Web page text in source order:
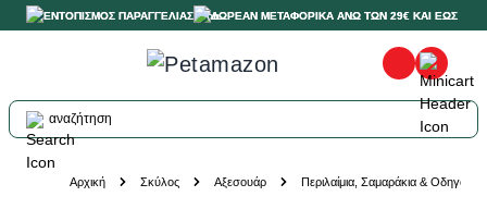
ΕΝΤΟΠΙΣΜΟΣ ΠΑΡΑΓΓΕΛΙΑΣ ΔΩΡΕΑΝ ΜΕΤΑΦΟΡΙΚΑ ΑΝΩ ΤΩΝ 29€ ΚΑΙ ΕΩΣ
Skip to Content
αναζήτηση
Αρχική Σκύλος Αξεσουάρ Περιλαίμια, Σαμαράκια & Οδηγοί